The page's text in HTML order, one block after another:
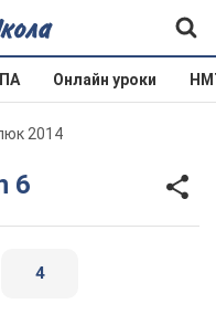
Онлайн уроки
2014
6
4